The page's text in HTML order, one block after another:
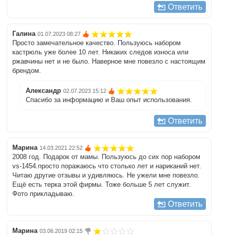
Ответить
Галина 01.07.2023 08:27
Просто замечательное качество. Пользуюсь набором
кастрюль уже более 10 лет. Никаких следов износа или
ржавчины нет и не было. Наверное мне повезло с настоящим
брендом.
Александр 02.07.2023 15:12
Спасибо за информацию и Ваш опыт использования.
Ответить
Mарина 14.03.2021 22:52
2008 год. Подарок от мамы. Пользуюсь до сих пор набором
vs-1454.просто поражаюсь что столько лет и нариканий нет.
Читаю другие отзывы и удивляюсь. Не ужели мне повезло.
Ещё есть терка этой фирмы. Тоже больше 5 лет служит.
Фото прикладываю.
Ответить
Марина 03.06.2019 02:15